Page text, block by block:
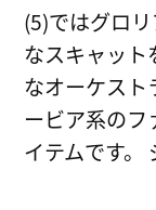
(5)ではグロ
なスキャッ
なオーケス
ービア系の
イテムです。